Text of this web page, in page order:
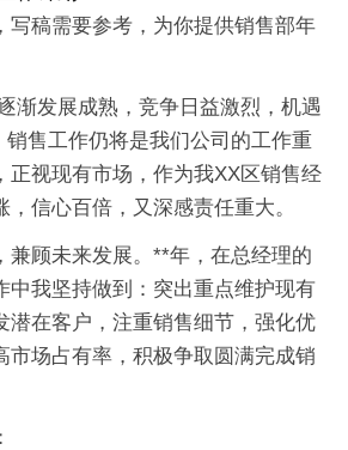
写稿需要参考，为你提供销售部年
渐发展成熟，竞争日益激烈，机遇
售工作仍将是我们公司的工作重
正视现有市场，作为我XX区销售经
信心百倍，又深感责任重大。
兼顾未来发展。**年，在总经理的
中我坚持做到：突出重点维护现有
潜在客户，注重销售细节，强化优
市场占有率，积极争取圆满完成销